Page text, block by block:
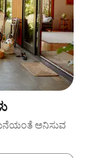
ಮನೆಯಂತೆ ಅನಿಸುವ